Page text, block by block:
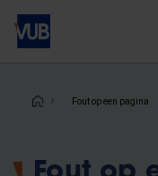
Overslaan
naar
inhoud
Fout op een pagina